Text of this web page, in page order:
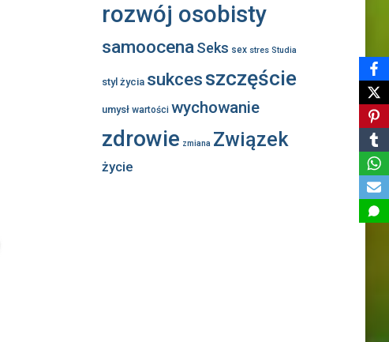
rozwój osobisty
samoocena Seks sex stres Studia
styl życia sukcesszczęście
umysł wartości wychowanie
zdrowie zmiana Związek
życie